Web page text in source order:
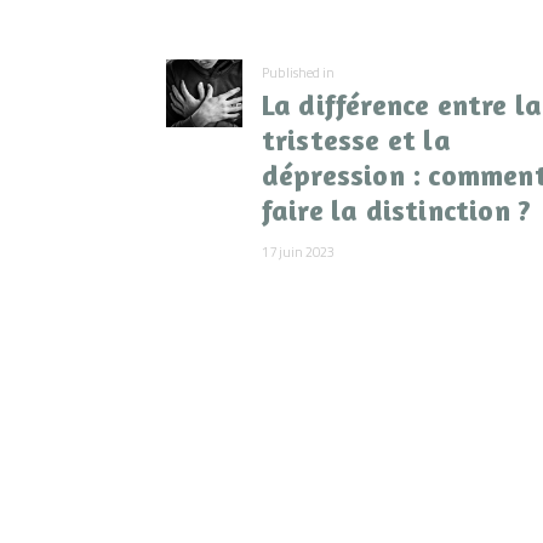
l’article
Published in
post:
La différence entre la
tristesse et la
dépression :
faire la distinction ?
17 juin 2023